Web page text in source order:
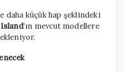
daha küçük hap şeklindeki
‘ın mevcut modellere